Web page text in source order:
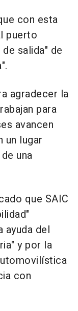
con esta
puerto
salida" de
agradecer la
para
avancen
un lugar
una
que SAIC
ayuda del
y por la
con